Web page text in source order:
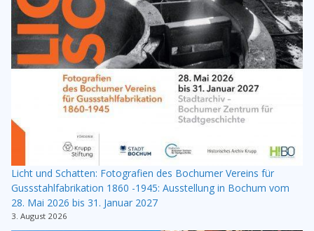
Licht und Schatten: Fotografien des Bochumer Vereins für
Gussstahlfabrikation 1860 -1945: Ausstellung in Bochum vom
28. Mai 2026 bis 31. Januar 2027
3. August 2026